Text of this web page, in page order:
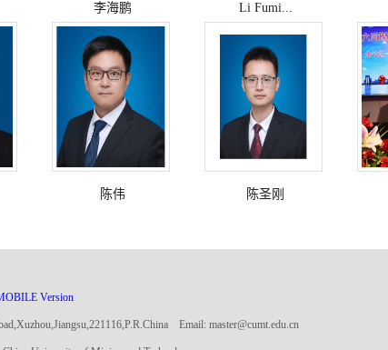
李海鹏 Li Fumi...
陈伟 陈圣刚
Version
Email: master@cumt.edu.cn